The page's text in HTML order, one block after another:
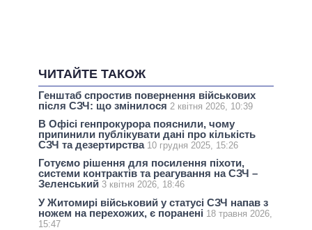
ЧИТАЙТЕ ТАКОЖ
Генштаб спростив повернення військових
після СЗЧ: що змінилося 2 квітня 2026, 10:39
В Офісі генпрокурора пояснили, чому
припинили публікувати дані про кількість
СЗЧ та дезертирства 10 грудня 2025, 15:26
Готуємо рішення для посилення піхоти,
системи контрактів та реагування на СЗЧ –
Зеленський 3 квітня 2026, 18:46
У Житомирі військовий у статусі СЗЧ напав з
ножем на перехожих, є поранені 18 травня 2026,
15:47